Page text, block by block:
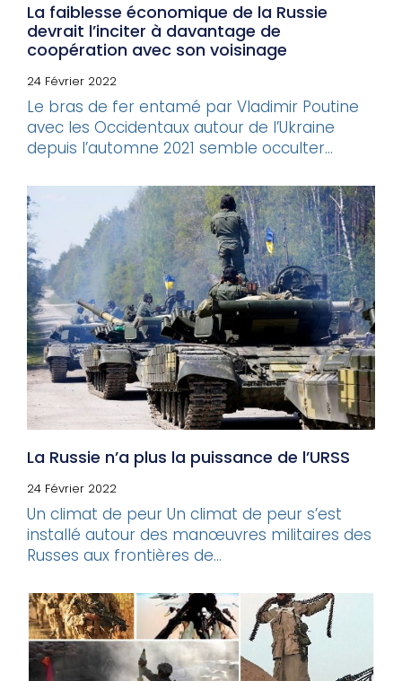
La faiblesse économique de la Russie
devrait l’inciter à davantage de
coopération avec son voisinage
24 Février 2022
Le bras de fer entamé par Vladimir Poutine
avec les Occidentaux autour de l’Ukraine
depuis l’automne 2021 semble occulter...
La Russie n’a plus la puissance de l’URSS
24 Février 2022
Un climat de peur Un climat de peur s’est
installé autour des manœuvres militaires des
Russes aux frontières de...